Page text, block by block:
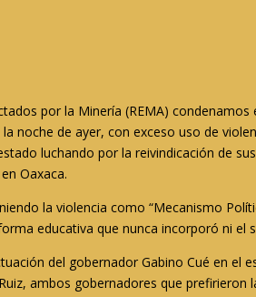
por la Minería (REMA)
noche de ayer, con exceso uso de
luchando por la reivindicación de
Oaxaca.
la violencia como “Mecanismo
educativa que nunca incorporó ni el
del gobernador Gabino Cué en el
ambos gobernadores que